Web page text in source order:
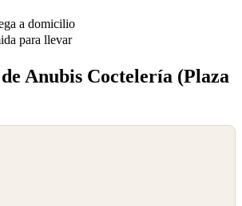
a domicilio
para llevar
Anubis Coctelería (Plaza